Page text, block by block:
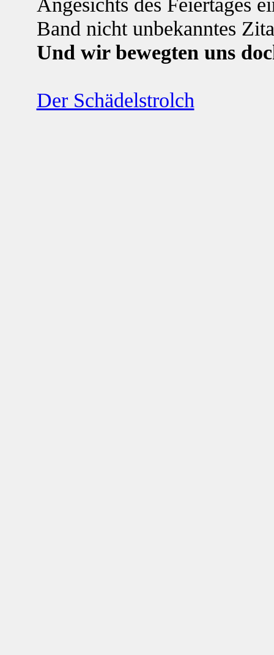
Band nicht unbekanntes
Und wir bewegten uns
Der Schädelstrolch